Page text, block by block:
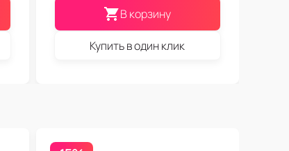
В корзину
Купить в один клик